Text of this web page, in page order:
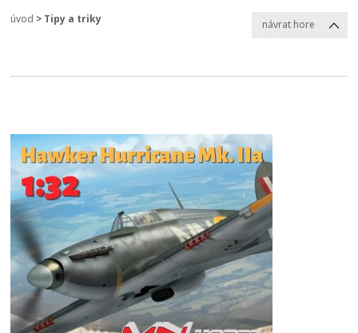
úvod > Tipy a triky návrat hore